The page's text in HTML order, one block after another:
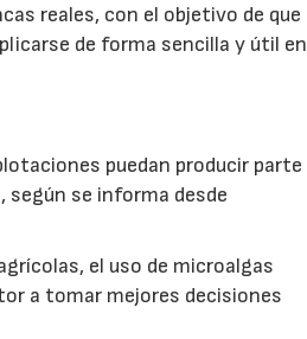
reales, con el objetivo de que
de forma sencilla y útil en
puedan producir parte
según se informa desde
el uso de microalgas
a tomar mejores decisiones